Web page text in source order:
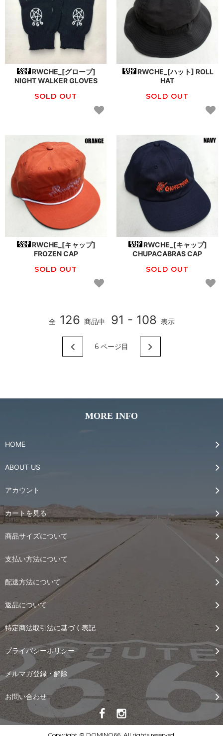
RWCHE_[グローブ]
NIGHT WALKER GLOVES
SOLD OUT
RWCHE_[ハット] ROLL
HAT
SOLD OUT
RWCHE_[キャップ]
FROZEN CAP
SOLD OUT
RWCHE_[キャップ]
CHUPACABRAS CAP
SOLD OUT
全 126 商品中 91 - 108 表示
6 ページ目
MORE INFO
HOME
ABOUT US
アカウント
カートを見る
商品サイズについて
支払い方法について
配送方法について
返品について
特定商法取引法に基づく表記
プライバシーポリシー
メルマガ登録・解除
お問い合わせ